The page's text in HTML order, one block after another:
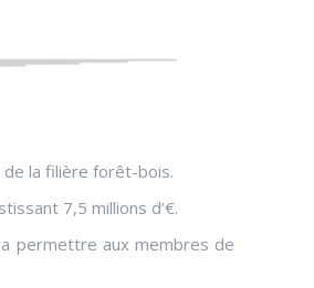
de la filière forêt-bois.
7,5 millions d’€.
permettre aux membres de